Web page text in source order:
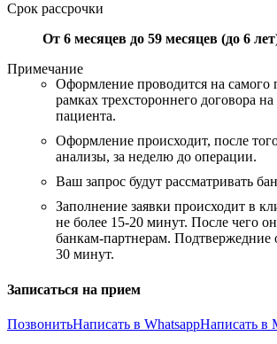
Срок рассрочки
От 6 месяцев до 59 месяцев (до 6
Примечание
Оформление проводится на самого
рамках трехстороннего договора
пациента.
Оформление происходит, после
анализы, за неделю до операции.
Ваш запрос будут рассматривать
Заполнение заявки происходит в
не более 15-20 минут. После чего
банкам-партнерам. Подтвержедние
30 минут.
Записаться на прием
ПозвонитьНаписать в WhatsappНаписать в